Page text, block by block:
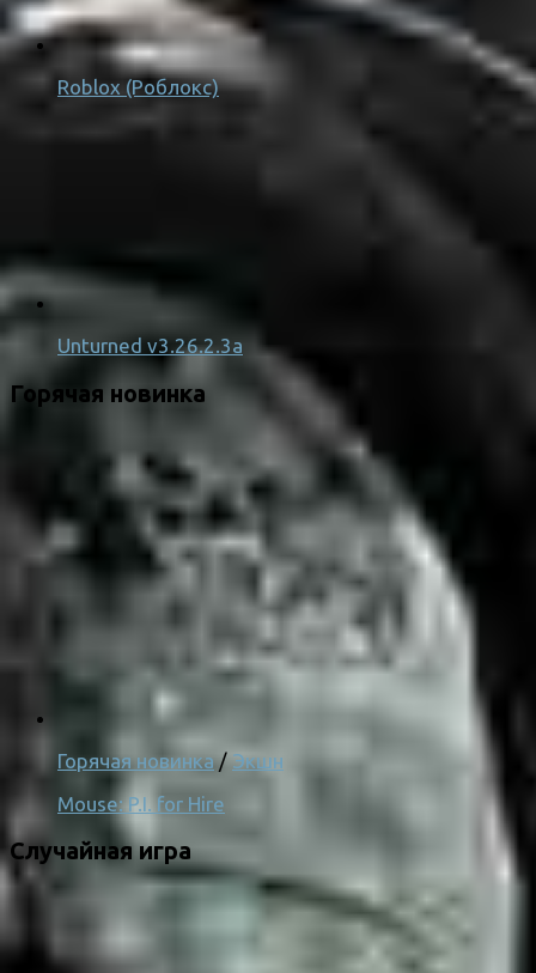
Roblox (Роблокс)
Unturned v3.26.2.3a
Горячая новинка
Горячая новинка/ Экшн
Mouse: P.I. for Hire
Случайная игра